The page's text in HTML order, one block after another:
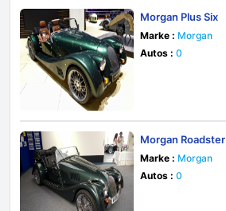
Morgan Plus Six
Marke : Morgan
Autos : 0
Morgan Roadster
Marke : Morgan
Autos : 0